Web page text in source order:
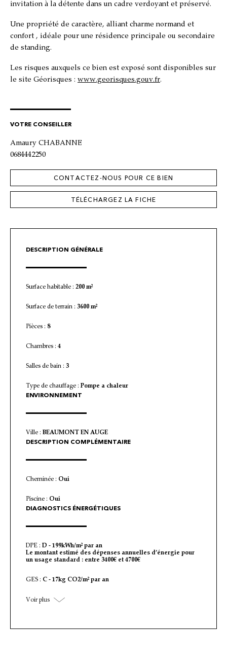
invitation à la détente dans un cadre verdoyant et préservé.
Une propriété de caractère, alliant charme normand et
confort , idéale pour une résidence principale ou secondaire
de standing.
Les risques auxquels ce bien est exposé sont disponibles sur
le site Géorisques : www.georisques.gouv.fr.
VOTRE CONSEILLER
Amaury CHABANNE
0684442250
CONTACTEZ-NOUS POUR CE BIEN
TÉLÉCHARGEZ LA FICHE
DESCRIPTION GÉNÉRALE
Surface habitable : 200 m²
Surface de terrain : 3600 m²
Pièces : 8
Chambres : 4
Salles de bain : 3
Type de chauffage : Pompe a chaleur
ENVIRONNEMENT
Ville : BEAUMONT EN AUGE
DESCRIPTION COMPLÉMENTAIRE
Cheminée : Oui
Piscine : Oui
DIAGNOSTICS ÉNERGÉTIQUES
DPE : D - 199kWh/m² par an
Le montant estimé des dépenses annuelles d’énergie pour
un usage standard : entre 3400€ et 4700€
GES : C - 17kg CO2/m² par an
Voir plus